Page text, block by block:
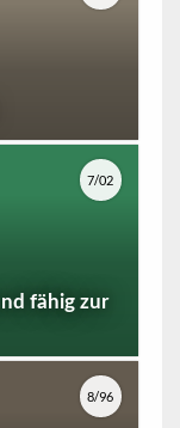
fähig zur
7/02
8/96